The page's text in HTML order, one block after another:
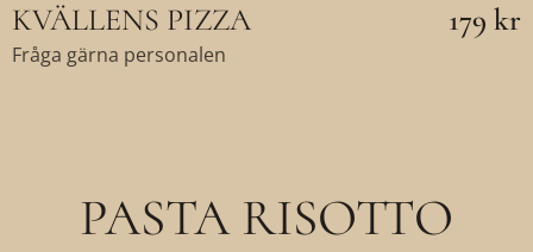
KVÄLLENS PIZZA
Fråga gärna personalen
179 kr
PASTA RISOTTO